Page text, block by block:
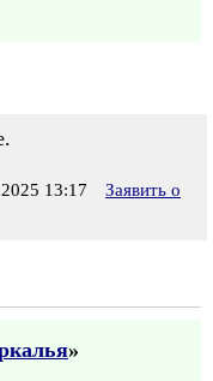
13:17
Заявить о
»